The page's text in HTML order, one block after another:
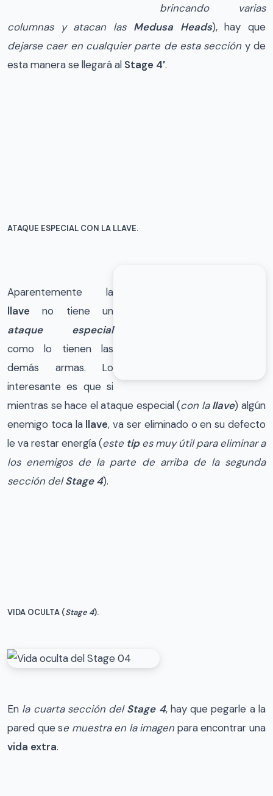
brincando varias
columnas y atacan las Medusa Heads), hay que
dejarse caer en cualquier parte de esta sección y de
esta manera se llegará al Stage 4′.
ATAQUE ESPECIAL CON LA LLAVE.
Aparentemente la
llave no tiene un
ataque especial
como lo tienen las
demás armas. Lo
interesante es que si
mientras se hace el ataque especial (con lallave) algún
enemigo toca la llave, va ser eliminado o en su defecto
le va restar energía (este tipes muy útil para eliminar a
los enemigos de la parte de arriba de la segunda
sección delStage 4).
VIDA OCULTA (Stage 4).
En la cuarta sección delStage 4, hay que pegarle a la
pared que se muestra en la imagen para encontrar una
vida extra.